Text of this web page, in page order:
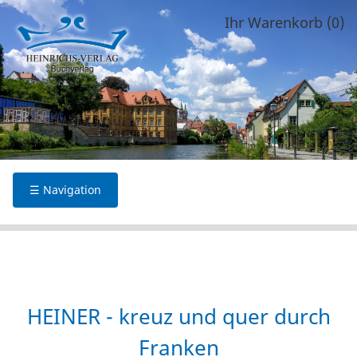
Ihr Warenkorb (0)
☰ Navigation
HEINER - kreuz und quer durch
Franken